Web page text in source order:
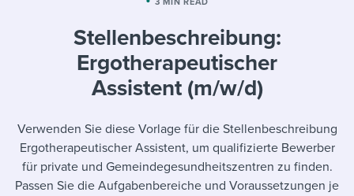
Topics
I NEED HELP WITH...
Evaluating candidates
Working together with others
Templates & Guides
Job description templates
Interview question templates
I’m a jobseeker
I WANT TO LEARN ABOUT...
Applying for a job
Workable customer stories
Explore Workable
Stellenbeschreibung:
Ergotherapeutischer
Assistent (m/w/d)
Verwenden Sie diese Vorlage für die Stellenbeschreibung
Ergotherapeutischer Assistent, um qualifizierte Bewerber
für private und Gemeindegesundheitszentren zu finden.
Passen Sie die Aufgabenbereiche und Voraussetzungen je